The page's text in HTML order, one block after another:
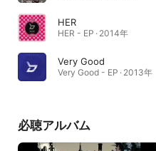
HER
HER - EP · 2014年
Very Good
Very Good - EP · 2013年
必聴アルバム